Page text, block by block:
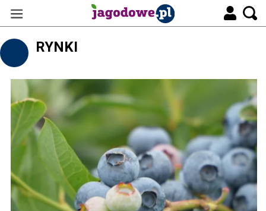
RYNKI